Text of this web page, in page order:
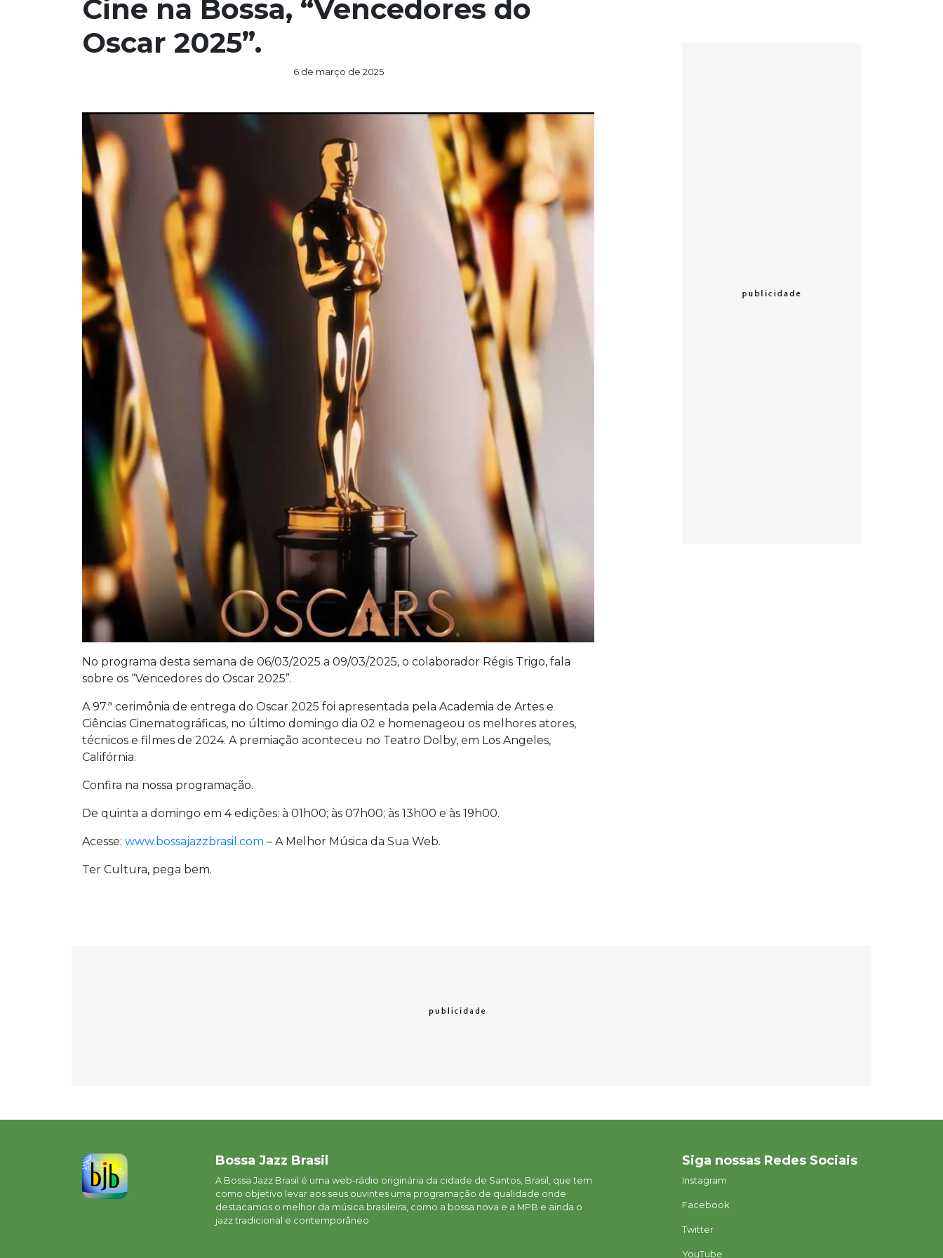
Cine na Bossa, “Vencedores do
Oscar 2025”.
6 de março de 2025
No programa desta semana de 06/03/2025 a 09/03/2025, o colaborador Régis Trigo, fala
sobre os “Vencedores do Oscar 2025”.
A 97.ª cerimônia de entrega do Oscar 2025 foi apresentada pela Academia de Artes e
Ciências Cinematográficas, no último domingo dia 02 e homenageou os melhores atores,
técnicos e filmes de 2024. A premiação aconteceu no Teatro Dolby, em Los Angeles,
Califórnia.
Confira na nossa programação.
De quinta a domingo em 4 edições: à 01h00; às 07h00; às 13h00 e às 19h00.
Acesse: www.bossajazzbrasil.com – A Melhor Música da Sua Web.
Ter Cultura, pega bem.
Bossa Jazz Brasil
A Bossa Jazz Brasil é uma web-rádio originária da cidade de Santos, Brasil, que tem
como objetivo levar aos seus ouvintes uma programação de qualidade onde
destacamos o melhor da música brasileira, como a bossa nova e a MPB e ainda o
jazz tradicional e contemporâneo
Siga nossas Redes Sociais
Instagram
Facebook
Twitter
YouTube